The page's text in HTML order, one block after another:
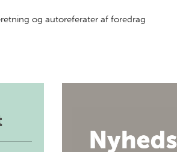
og autoreferater af foredrag